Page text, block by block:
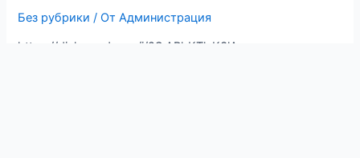
Без рубрики / От Администрация
https://disk.yandex.ru/i/2SrABhKTlvK3lA